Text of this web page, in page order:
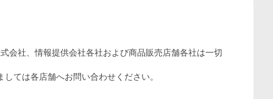
会社、情報提供会社各社および商品販売店舗各社は一切
ては各店舗へお問い合わせください。